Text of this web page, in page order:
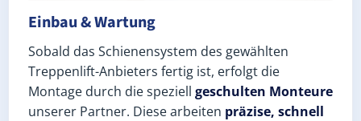
Einbau & Wartung
Sobald das Schienensystem des gewählten
Treppenlift-Anbieters fertig ist, erfolgt die
Montage durch die speziell geschulten Monteure
unserer Partner. Diese arbeiten präzise, schnell